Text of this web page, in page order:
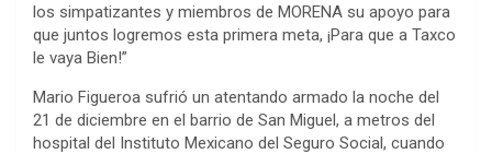
los simpatizantes y miembros de MORENA su apoyo para
que juntos logremos esta primera meta, ¡Para que a Taxco
le vaya Bien!”
Mario Figueroa sufrió un atentando armado la noche del
21 de diciembre en el barrio de San Miguel, a metros del
hospital del Instituto Mexicano del Seguro Social, cuando